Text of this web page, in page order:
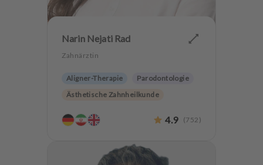
Narin Nejati Rad
Zahnärztin
Aligner-Therapie
Parodontologie
Ästhetische Zahnheilkunde
Zahnerhaltung
4.9 (752 )